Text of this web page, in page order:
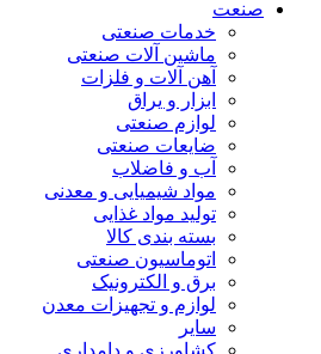
صنعت
خدمات صنعتی
ماشین آلات صنعتی
آهن آلات و فلزات
ابزار و یراق
لوازم صنعتی
ضایعات صنعتی
آب و فاضلاب
مواد شیمیایی و معدنی
تولید مواد غذایی
بسته بندی کالا
اتوماسیون صنعتی
برق و الکترونیک
لوازم و تجهیزات معدن
سایر